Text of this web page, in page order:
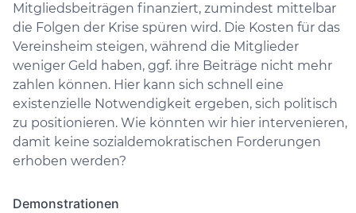
Mitgliedsbeiträgen finanziert, zumindest mittelbar
die Folgen der Krise spüren wird. Die Kosten für das
Vereinsheim steigen, während die Mitglieder
weniger Geld haben, ggf. ihre Beiträge nicht mehr
zahlen können. Hier kann sich schnell eine
existenzielle Notwendigkeit ergeben, sich politisch
zu positionieren. Wie könnten wir hier intervenieren,
damit keine sozialdemokratischen Forderungen
erhoben werden?
Demonstrationen